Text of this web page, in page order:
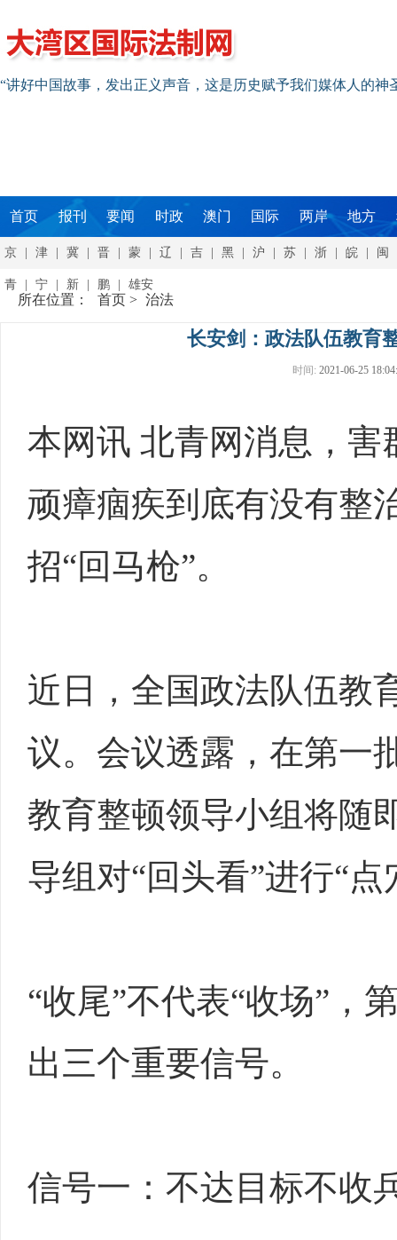
“讲好中国故事，发出正义声音，这是历史赋予我们媒体人的
首页 报刊 要闻 时政 澳门 国际 两岸 地方
京 津 冀 晋 蒙 辽 吉 黑 沪 苏 浙 皖 闽
青 宁 新 鹏 雄安
所在位置： 首页 > 治法
长安剑：政法队伍教育
时间: 2021-06-25
本网讯 北青网消息，
顽瘴痼疾到底有没有整
招“回马枪”。
近日，全国政法队伍教
议。会议透露，在第一
教育整顿领导小组将随
导组对“回头看”进行“点
“收尾”不代表“收场”，
出三个重要信号。
信号一：不达目标不收